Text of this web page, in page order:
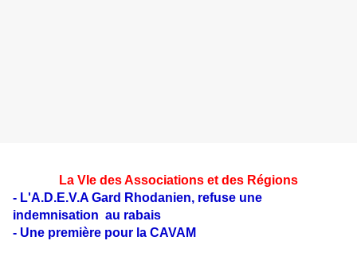
La VIe des Associations et des Régions
- L'A.D.E.V.A Gard Rhodanien, refuse une
indemnisation au rabais
- Une première pour la CAVAM